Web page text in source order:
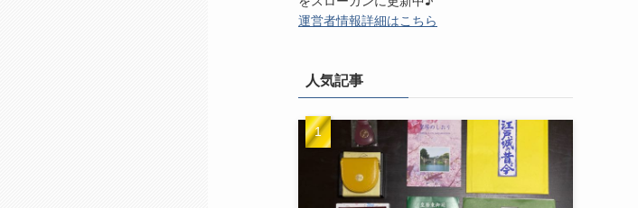
運営者情報詳細はこちら
人気記事